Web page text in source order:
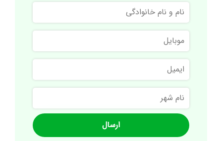
نام
و
نام
خانوادگی
موبایل
ایمیل
نام
شهر